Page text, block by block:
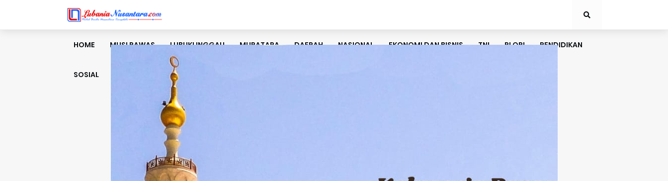
HOME MUSI RAWAS LUBUKLINGGAU MURATARA DAERAH NASIONAL EKONOMI DAN BISNIS TNI PLORI PENDIDIKAN
SOSIAL